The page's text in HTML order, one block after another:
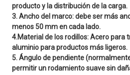
producto y la distribución de la carga.
3. Ancho del marco: debe ser más
menos 50 mm en cada lado.
4.Material de los rodillos: Acero para
aluminio para productos más ligeros.
5. Ángulo de pendiente
permitir un rodamiento suave sin